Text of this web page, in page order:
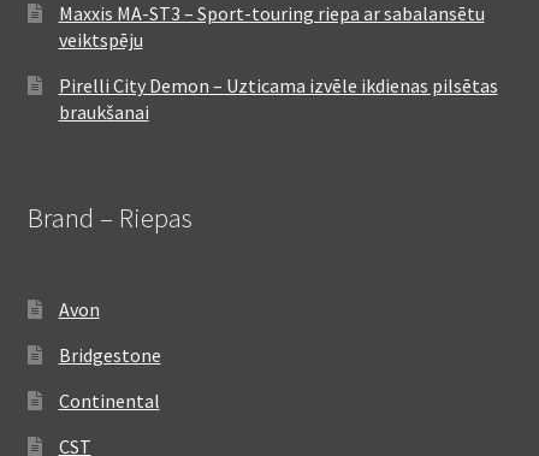
Maxxis MA-ST3 – Sport-touring riepa ar sabalansētu
veiktspēju
Pirelli City Demon – Uzticama izvēle ikdienas pilsētas
braukšanai
Brand – Riepas
Avon
Bridgestone
Continental
CST